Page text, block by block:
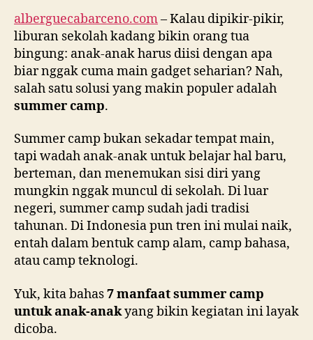
alberguecabarceno.com– Kalau dipikir-pikir,
liburan sekolah kadang bikin orang tua
bingung: anak-anak harus diisi dengan apa
biar nggak cuma main gadget seharian? Nah,
salah satu solusi yang makin populer adalah
summer camp.
Summer camp bukan sekadar tempat main,
tapi wadah anak-anak untuk belajar hal baru,
berteman, dan menemukan sisi diri yang
mungkin nggak muncul di sekolah. Di luar
negeri, summer camp sudah jadi tradisi
tahunan. Di Indonesia pun tren ini mulai naik,
entah dalam bentuk camp alam, camp bahasa,
atau camp teknologi.
Yuk, kita bahas7 manfaat summer camp
untuk anak-anakyang bikin kegiatan ini layak
dicoba.